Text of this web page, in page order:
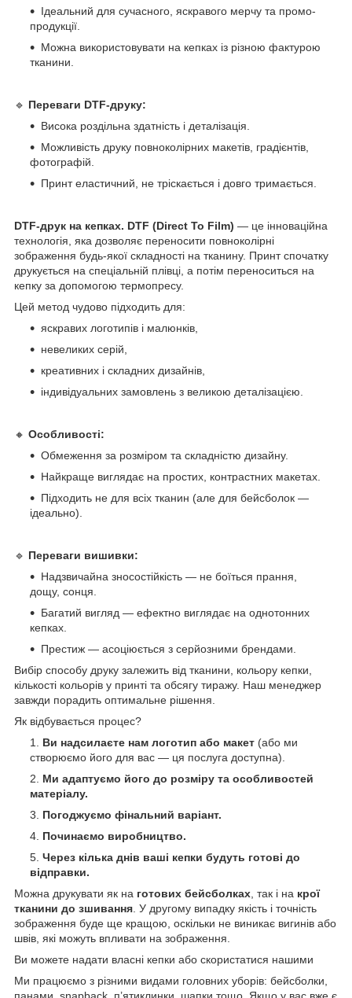
Ідеальний для сучасного, яскравого мерчу та промо-
продукції.
Можна використовувати на кепках із різною фактурою
тканини.
🔹 Переваги DTF-друку:
Висока роздільна здатність і деталізація.
Можливість друку повноколірних макетів, градієнтів,
фотографій.
Принт еластичний, не тріскається і довго тримається.
DTF-друк на кепках. DTF (Direct To Film) — це інноваційна
технологія, яка дозволяє переносити повноколірні
зображення будь-якої складності на тканину. Принт спочатку
друкується на спеціальній плівці, а потім переноситься на
кепку за допомогою термопресу.
Цей метод чудово підходить для:
яскравих логотипів і малюнків,
невеликих серій,
креативних і складних дизайнів,
індивідуальних замовлень з великою деталізацією.
🔸 Особливості:
Обмеження за розміром та складністю дизайну.
Найкраще виглядає на простих, контрастних макетах.
Підходить не для всіх тканин (але для бейсболок —
ідеально).
🔹 Переваги вишивки:
Надзвичайна зносостійкість — не боїться прання,
дощу, сонця.
Багатий вигляд — ефектно виглядає на однотонних
кепках.
Престиж — асоціюється з серйозними брендами.
Вибір способу друку залежить від тканини, кольору кепки,
кількості кольорів у принті та обсягу тиражу. Наш менеджер
завжди порадить оптимальне рішення.
Як відбувається процес?
Ви надсилаєте нам логотип або макет (або ми
створюємо його для вас — ця послуга доступна).
Ми адаптуємо його до розміру та особливостей
матеріалу.
Погоджуємо фінальний варіант.
Починаємо виробництво.
Через кілька днів ваші кепки будуть готові до
відправки.
Можна друкувати як на готових бейсболках, так і на крої
тканини до зшивання. У другому випадку якість і точність
зображення буде ще кращою, оскільки не виникає вигинів або
швів, які можуть впливати на зображення.
Ви можете надати власні кепки або скористатися нашими
Ми працюємо з різними видами головних уборів: бейсболки,